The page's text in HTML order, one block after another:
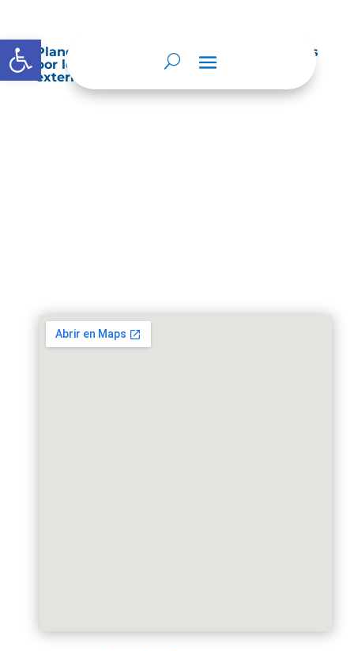
Abrir barra de herramientas
Planes de Mejoramiento vigentes exigidos
por los entes de control o auditoría
externos o internos.